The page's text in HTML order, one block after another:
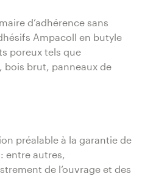
d’adhérence sans
Ampacoll en butyle
poreux tels que
brut, panneaux de
préalable à la garantie de
entre autres,
de l‘ouvrage et des